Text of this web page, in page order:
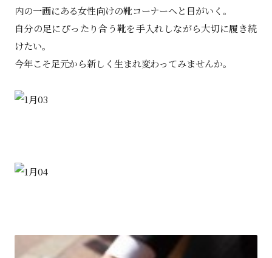
内の一画にある女性向けの靴コーナーへと目がいく。
自分の足にぴったり合う靴を手入れしながら大切に履き続
けたい。
今年こそ足元から新しく生まれ変わってみませんか。